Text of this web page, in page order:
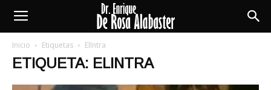
Enrique
Inicio Etiquetas ElIntra
ETIQUETA: ELINTRA